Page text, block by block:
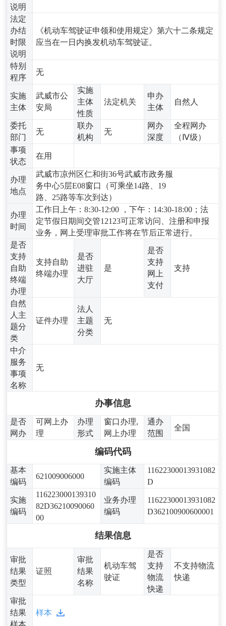
说明
法定
办结
时限
说明
《机动车驾驶证申领和使用规定》第六十二条规定
应当在一日内换发机动车驾驶证。
特别
程序
无
实施
主体
武威市公
安局
实施
主体
性质
法定机关
申办
主体
自然人
委托
部门
无
联办
机构
无
网办
深度
全程网办
（Ⅳ级）
事项
状态
在用
办理
地点
武威市凉州区仁和街36号武威市政务服
务中心5层E08窗口（可乘坐14路、19
路、25路等车次到达）
办理
时间
工作日上午：8:30-12:00 ，下午：14:30-18:00；法
定节假日期间交管12123可正常访问、注册和申报
业务，网上受理审批工作将在节后正常进行。
是否
支持
自助
终端
办理
支持自助
终端办理
是否
进驻
大厅
是
是否
支持
网上
支付
支持
自然
人主
题分
类
证件办理
法人
主题
分类
无
中介
服务
事项
名称
无
办事信息
是否
网办
可网上办
理
办理
形式
窗口办理,
网上办理
通办
范围
全国
编码代码
基本
编码
621009006000
实施主体
编码
11622300013931082
D
实施
编码
116223000139310
82D36210090060
00
业务办理
编码
11622300013931082
D362100900600001
结果信息
审批
结果
类型
证照
审批
结果
名称
机动车驾
驶证
是否
支持
物流
快递
不支持物流
快递
审批
结果
样本
样本